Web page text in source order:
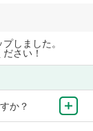
しました。
さい！
か？